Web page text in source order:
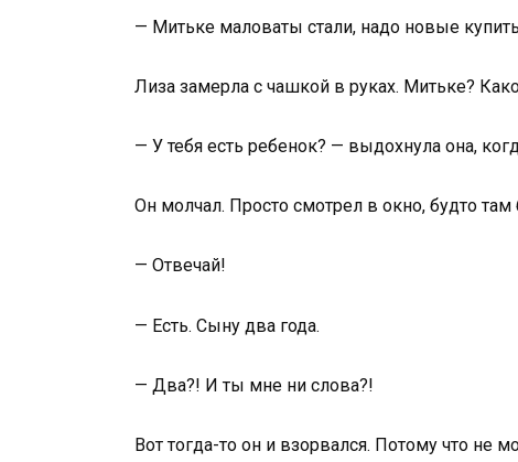
— Митьке маловаты стали, надо новые
Лиза замерла с чашкой в руках. Митьке?
— У тебя есть ребенок? — выдохнула она,
Он молчал. Просто смотрел в окно, будто
— Отвечай!
— Есть. Сыну два года.
— Два?! И ты мне ни слова?!
Вот тогда-то он и взорвался. Потому что не